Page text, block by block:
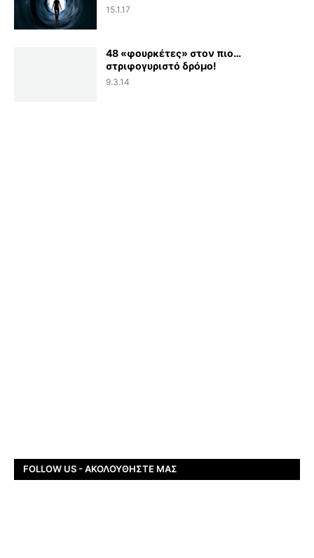
15.1.17
48 «φουρκέτες» στον πιο…
στριφογυριστό δρόμο!
9.3.14
FOLLOW US - ΑΚΟΛΟΥΘΉΣΤΕ ΜΑΣ